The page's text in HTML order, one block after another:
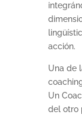
acción.
Una de
Un
del otro